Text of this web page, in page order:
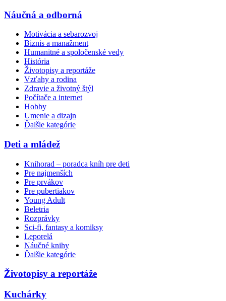
Náučná a odborná
Motivácia a sebarozvoj
Biznis a manažment
Humanitné a spoločenské vedy
História
Životopisy a reportáže
Vzťahy a rodina
Zdravie a životný štýl
Počítače a internet
Hobby
Umenie a dizajn
Ďalšie kategórie
Deti a mládež
Knihorad – poradca kníh pre deti
Pre najmenších
Pre prvákov
Pre pubertiakov
Young Adult
Beletria
Rozprávky
Sci-fi, fantasy a komiksy
Leporelá
Náučné knihy
Ďalšie kategórie
Životopisy a reportáže
Kuchárky